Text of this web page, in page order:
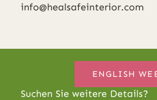
info@healsafeinterior.com
Suchen Sie weitere Details?
ENGLISH